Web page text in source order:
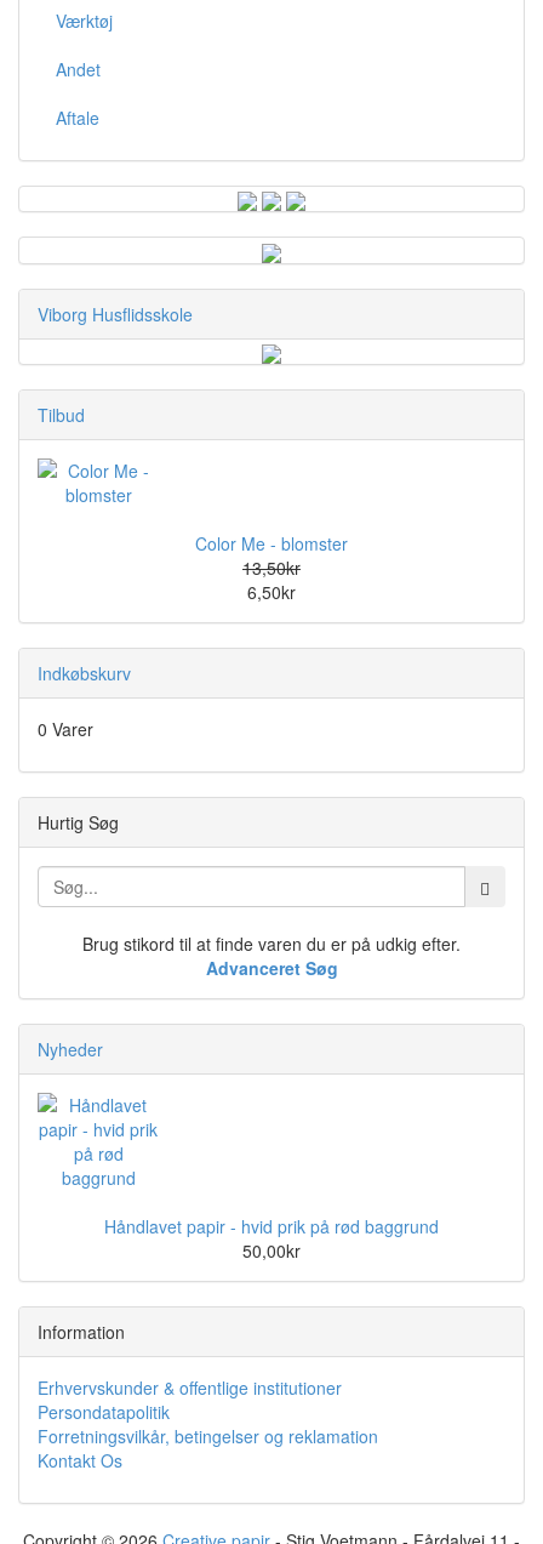
Værktøj
Andet
Aftale
Viborg Husflidsskole
Tilbud
Color Me - blomster
13,50kr
6,50kr
Indkøbskurv
0 Varer
Hurtig Søg
Brug stikord til at finde varen du er på udkig efter.
Advanceret Søg
Nyheder
Håndlavet papir - hvid prik på rød baggrund
50,00kr
Information
Erhvervskunder & offentlige institutioner
Persondatapolitik
Forretningsvilkår, betingelser og reklamation
Kontakt Os